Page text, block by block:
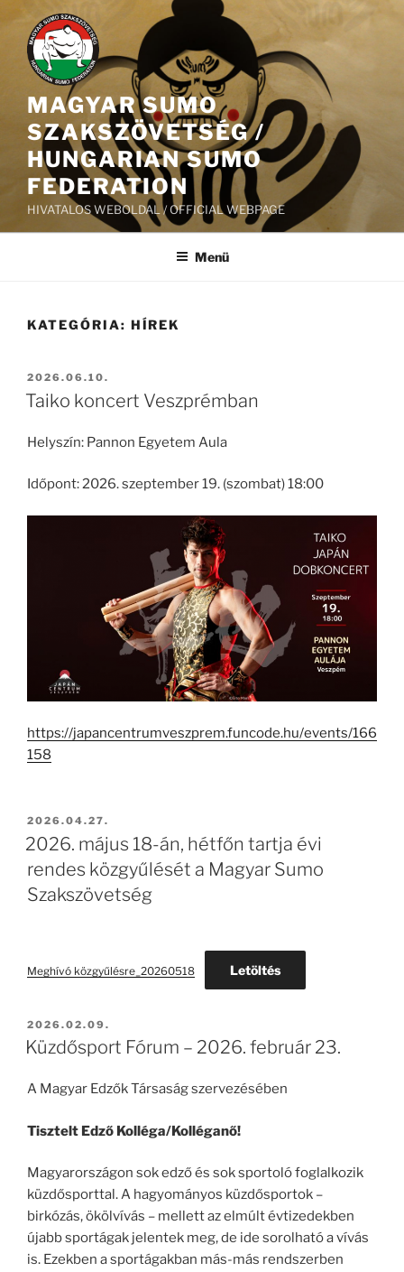
Tartalomhoz
MAGYAR SUMO
SZAKSZÖVETSÉG /
HUNGARIAN SUMO
FEDERATION
HIVATALOS WEBOLDAL / OFFICIAL WEBPAGE
Menü
KATEGÓRIA: HÍREK
BEKÜLDVE:
2026.06.10.
Taiko koncert Veszprémban
Helyszín: Pannon Egyetem Aula
Időpont: 2026. szeptember 19. (szombat) 18:00
https://japancentrumveszprem.funcode.hu/events/166
158
BEKÜLDVE:
2026.04.27.
2026. május 18-án, hétfőn tartja évi
rendes közgyűlését a Magyar Sumo
Szakszövetség
Meghívó közgyűlésre_20260518 Letöltés
BEKÜLDVE:
2026.02.09.
Küzdősport Fórum – 2026. február 23.
A Magyar Edzők Társaság szervezésében
Tisztelt Edző Kolléga/Kolléganő!
Magyarországon sok edző és sok sportoló foglalkozik
küzdősporttal. A hagyományos küzdősportok –
birkózás, ökölvívás – mellett az elmúlt évtizedekben
újabb sportágak jelentek meg, de ide sorolható a vívás
is. Ezekben a sportágakban más-más rendszerben